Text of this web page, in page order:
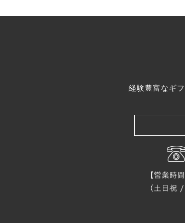
経験豊富なギ